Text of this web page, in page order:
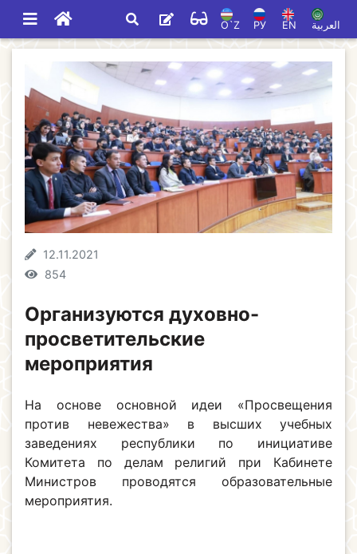
O`Z РУ EN العربية
12.11.2021
854
Организуются духовно-
просветительские
мероприятия
На основе основной идеи «Просвещения
против невежества» в высших учебных
заведениях республики по инициативе
Комитета по делам религий при Кабинете
Министров проводятся образовательные
мероприятия.